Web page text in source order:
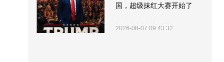
国，超级抹红大赛开始了
2026-08-07 09:43:32